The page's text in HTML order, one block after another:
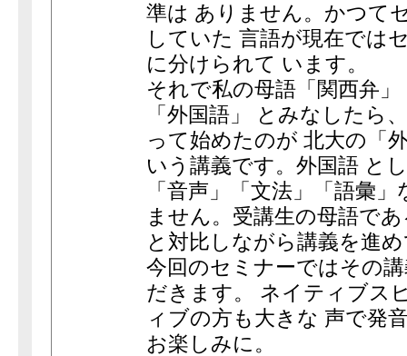
準は ありません。かつて
していた 言語が現在では
に分けられて います。
それで私の母語「関西弁
「外国語」 とみなしたら
って始めたのが 北大の「
いう講義です。外国語 と
「音声」「文法」「語彙
ません。受講生の母語で
と対比しながら講義を進
今回のセミナーではその
だきます。 ネイティブス
ィブの方も大きな 声で発
お楽しみに。